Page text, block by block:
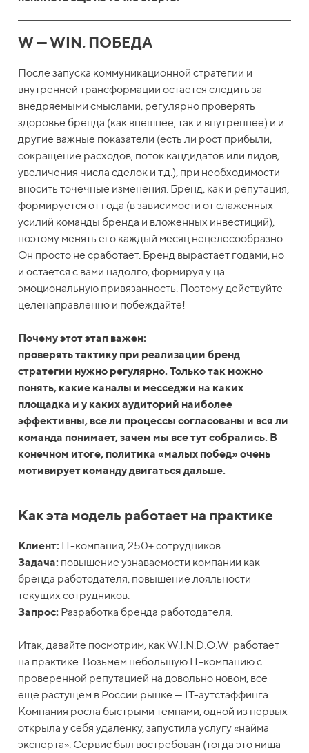
W — WIN. ПОБЕДА
После запуска коммуникационной стратегии и
внутренней трансформации остается следить за
внедряемыми смыслами, регулярно проверять
здоровье бренда (как внешнее, так и внутреннее) и и
другие важные показатели (есть ли рост прибыли,
сокращение расходов, поток кандидатов или лидов,
увеличения числа сделок и т.д.), при необходимости
вносить точечные изменения. Бренд, как и репутация,
формируется от года (в зависимости от слаженных
усилий команды бренда и вложенных инвестиций),
поэтому менять его каждый месяц нецелесообразно.
Он просто не сработает. Бренд вырастает годами, но
и остается с вами надолго, формируя у ца
эмоциональную привязанность. Поэтому действуйте
целенаправленно и побеждайте!
Почему этот этап важен:
проверять тактику при реализации бренд
стратегии нужно регулярно. Только так можно
понять, какие каналы и месседжи на каких
площадка и у каких аудиторий наиболее
эффективны, все ли процессы согласованы и вся ли
команда понимает, зачем мы все тут собрались. В
конечном итоге, политика «малых побед» очень
мотивирует команду двигаться дальше.
Как эта модель работает на практике
Клиент: IT-компания, 250+ сотрудников.
Задача: повышение узнаваемости компании как
бренда работодателя, повышение лояльности
текущих сотрудников.
Запрос: Разработка бренда работодателя.
Итак, давайте посмотрим, как W.I.N.D.O.W работает
на практике. Возьмем небольшую IT-компанию с
проверенной репутацией на довольно новом, все
еще растущем в России рынке — IT-аутстаффинга.
Компания росла быстрыми темпами, одной из первых
открыла у себя удаленку, запустила услугу «найма
эксперта». Сервис был востребован (тогда это ниша